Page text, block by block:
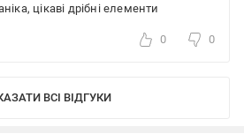
цікаві дрібні елементи
0 0
ВСІ ВІДГУКИ